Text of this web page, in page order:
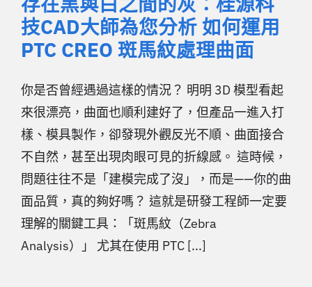
技CAD大師為您分析 如何運用
PTC CREO 斑馬紋處理曲面
你是否曾經遇過這樣的情況？ 明明 3D 模型看起
來很漂亮，曲面也順利建好了，但產品一進入打
樣、模具製作，卻發現外觀反光不順、曲面接合
不自然，甚至出現肉眼可見的折線感。 這時候，
問題往往不是「建模完成了沒」，而是——你的曲
面品質，真的夠好嗎？ 這就是研發工程師一定要
理解的關鍵工具：「斑馬紋（Zebra
Analysis）」 尤其在使用 PTC [...]